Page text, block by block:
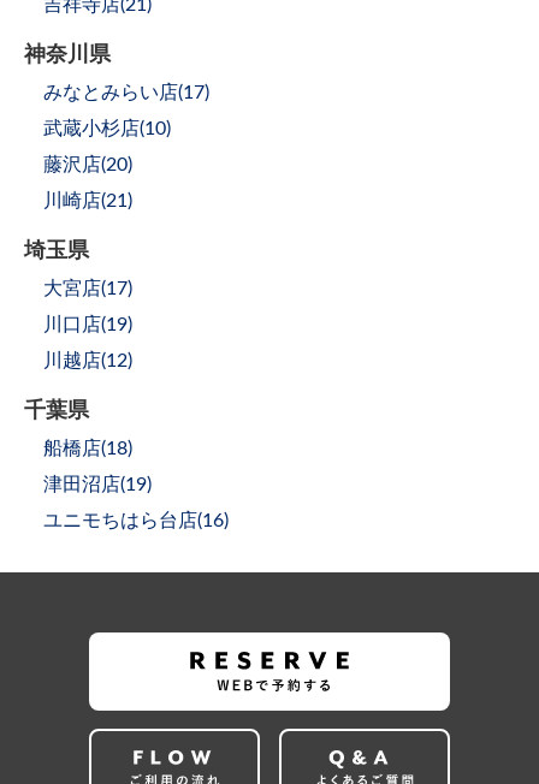
吉祥寺店(21 )
神奈川県
みなとみらい店(17)
武蔵小杉店(10)
藤沢店(20)
川崎店(21 )
埼玉県
大宮店(17)
川口店(19)
川越店(12)
千葉県
船橋店(18)
津田沼店(19)
ユニモちはら台店(16)